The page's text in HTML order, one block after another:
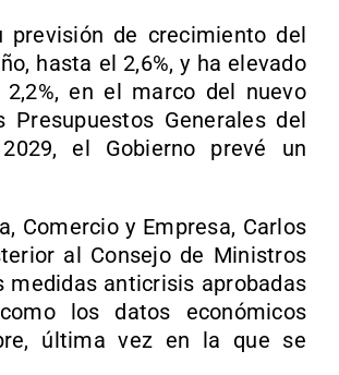
previsión de crecimiento del
hasta el 2,6%, y ha elevado
en el marco del nuevo
Generales del
el Gobierno prevé un
Comercio y Empresa, Carlos
al Consejo de Ministros
anticrisis aprobadas
los datos económicos
última vez en la que se